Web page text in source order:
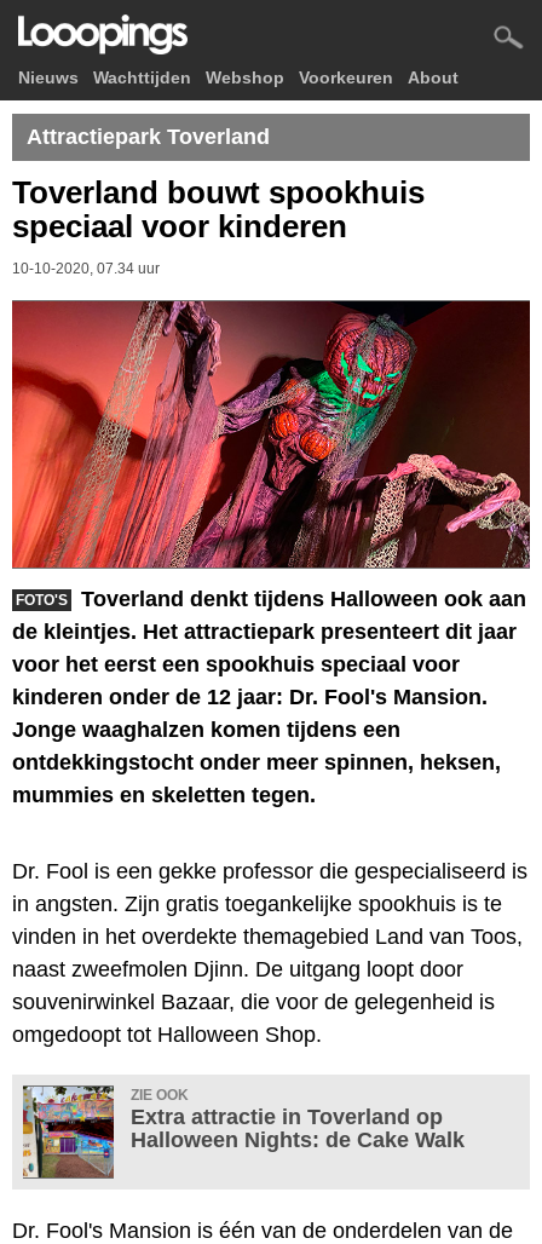
Nieuws Wachttijden Webshop Voorkeuren About
Attractiepark Toverland
Toverland bouwt spookhuis
speciaal voor kinderen
10-10-2020, 07.34 uur
FOTO'S
Toverland denkt tijdens Halloween ook aan
de kleintjes. Het attractiepark presenteert dit jaar
voor het eerst een spookhuis speciaal voor
kinderen onder de 12 jaar: Dr. Fool's Mansion.
Jonge waaghalzen komen tijdens een
ontdekkingstocht onder meer spinnen, heksen,
mummies en skeletten tegen.
Dr. Fool is een gekke professor die gespecialiseerd is
in angsten. Zijn gratis toegankelijke spookhuis is te
vinden in het overdekte themagebied Land van Toos,
naast zweefmolen Djinn. De uitgang loopt door
souvenirwinkel Bazaar, die voor de gelegenheid is
omgedoopt tot Halloween Shop.
ZIE OOK
Extra attractie in Toverland op
Halloween Nights: de Cake Walk
Dr. Fool's Mansion is één van de onderdelen van de